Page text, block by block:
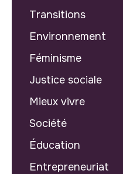
Transitions
Environnement
Féminisme
Justice sociale
Mieux vivre
Société
Éducation
Entrepreneuriat